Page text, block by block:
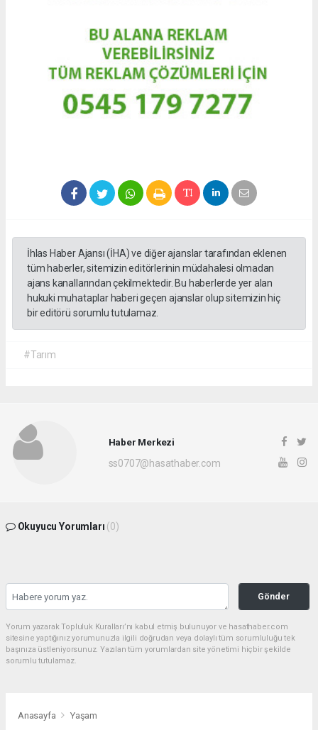
İhlas Haber Ajansı (İHA) ve diğer ajanslar tarafından eklenen
tüm haberler, sitemizin editörlerinin müdahalesi olmadan
ajans kanallarından çekilmektedir. Bu haberlerde yer alan
hukuki muhataplar haberi geçen ajanslar olup sitemizin hiç
bir editörü sorumlu tutulamaz.
#Tarım
Haber Merkezi
ss0707@hasathaber.com
Okuyucu Yorumları (0)
Gönder
Yorum yazarak Topluluk Kuralları’nı kabul etmiş bulunuyor ve hasathaber.com
sitesine yaptığınız yorumunuzla ilgili doğrudan veya dolaylı tüm sorumluluğu tek
başınıza üstleniyorsunuz. Yazılan tüm yorumlardan site yönetimi hiçbir şekilde
sorumlu tutulamaz.
Anasayfa Yaşam